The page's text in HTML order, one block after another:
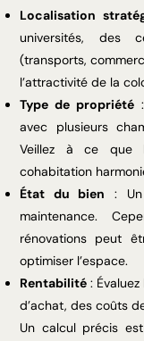
Localisation
universités, des
(transports,
l’attractivité de la
Type de propriété
avec plusieurs
Veillez à ce que
cohabitation
État du bien :
maintenance.
rénovations peut
optimiser l’espace.
Rentabilité :
d’achat, des coûts
Un calcul précis